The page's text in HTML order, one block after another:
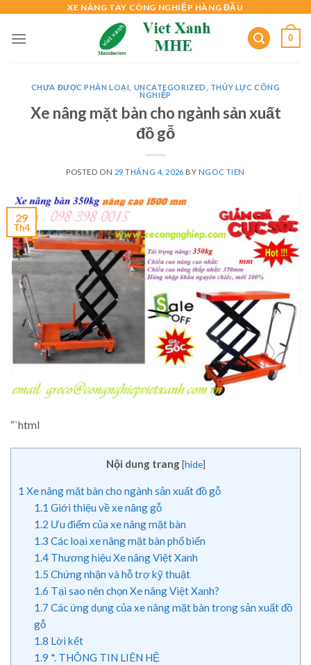
content
XE NÂNG TAY CÔNG NGHIỆP HÀNG ĐẦU
0
CHƯA ĐƯỢC PHÂN LOẠI UNCATEGORIZED
THỦY LỰC CÔNG
NGHIỆP
Xe nâng mặt bàn cho ngành sản xuất
đồ gỗ
POSTED ON 29 THÁNG 4, 2026 BY NGOC TIEN
29
Th4
“`html
Nội dung trang [hide]
1 Xe nâng mặt bàn cho ngành sản xuất đồ gỗ
1.1 Giới thiệu về xe nâng gỗ
1.2 Ưu điểm của xe nâng mặt bàn
1.3 Các loại xe nâng mặt bàn phổ biến
1.4Thương hiệu Xe nâng Việt Xanh
1.5 Chứng nhận và hỗ trợ kỹ thuật
1.6 Tại sao nên chọn Xe nâng Việt Xanh?
1.7 Các ứng dụng của xe nâng mặt bàn trong sản xuất đồ
gỗ
1.8 Lời kết
1.9 *. THÔNG TIN LIÊN HỆ